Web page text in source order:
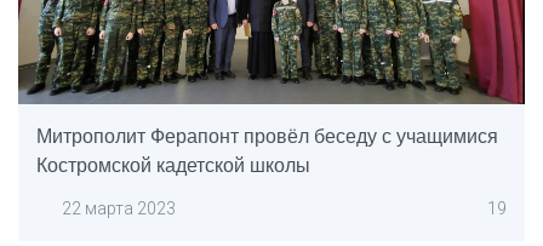
Митрополит Ферапонт провёл беседу с учащимися
Костромской кадетской школы
22 марта 2023 19